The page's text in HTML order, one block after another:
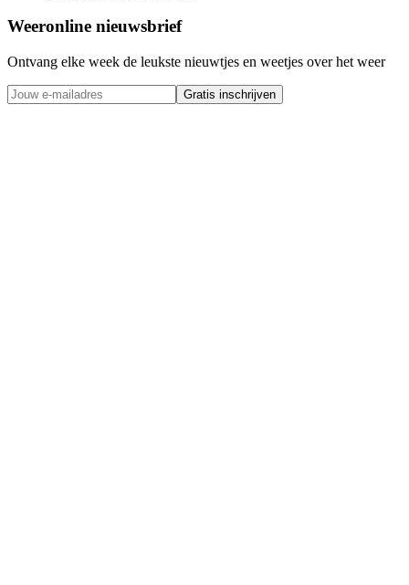
Weeronline nieuwsbrief
Ontvang elke week de leukste nieuwtjes en weetjes over het weer
Gratis inschrijven